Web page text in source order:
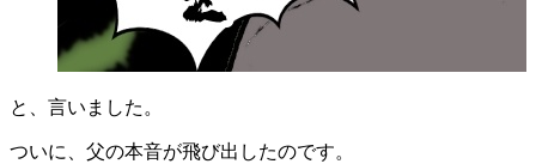
と、言いました。
ついに、父の本音が飛び出したのです。